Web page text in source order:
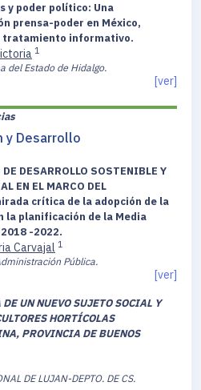
y poder político: Una
prensa-poder en México,
tratamiento informativo.
1
del Estado de Hidalgo.
[ver]
y Desarrollo
DESARROLLO SOSTENIBLE Y
EN EL MARCO DEL
crítica de la adopción de la
la planificación de la Media
-2022.
Carvajal 1
Pública.
[ver]
UN NUEVO SUJETO SOCIAL Y
HORTÍCOLAS
PROVINCIA DE BUENOS
DE LUJAN-DEPTO. DE CS.